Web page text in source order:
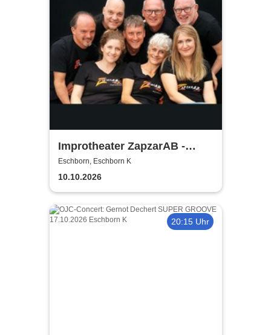
Improtheater ZapzarAB -
Bring dein Ding! | Die
Improshow mit
Gegenständlichem
Eschborn, Eschborn K
10.10.2026
20:15 Uhr